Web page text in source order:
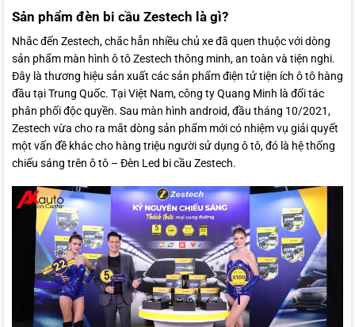
Sản phẩm đèn bi cầu Zestech là gì?
Nhắc đến Zestech, chắc hẳn nhiều chủ xe đã quen thuộc với dòng
sản phẩm màn hình ô tô Zestech thông minh, an toàn và tiện nghi.
Đây là thương hiệu sản xuất các sản phẩm điện tử tiện ích ô tô hàng
đầu tại Trung Quốc. Tại Việt Nam, công ty Quang Minh là đối tác
phân phối độc quyền. Sau màn hình android, đầu tháng 10/2021,
Zestech vừa cho ra mắt dòng sản phẩm mới có nhiệm vụ giải quyết
một vấn đề khác cho hàng triệu người sử dụng ô tô, đó là hệ thống
chiếu sáng trên ô tô – Đèn Led bi cầu Zestech.